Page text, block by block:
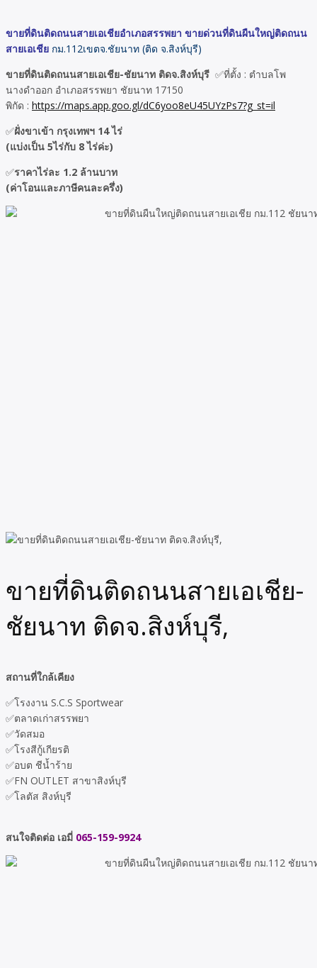
ขายที่ดินติดถนนสายเอเชียอำเภอสรรพยา ขายด่วนที่ดินผืนใหญ่ติดถนน
สายเอเชีย กม.112เขตจ.ชัยนาท (ติด จ.สิงห์บุรี)
ขายที่ดินติดถนนสายเอเชีย-ชัยนาท ติดจ.สิงห์บุรี ✅ที่ตั้ง : ตำบลโพ
นางดำออก อำเภอสรรพยา ชัยนาท 17150
พิกัด : https://maps.app.goo.gl/dC6yoo8eU45UYzPs7?g_st=il
✅ฝั่งขาเข้า กรุงเทพฯ 14 ไร่
(แบ่งเป็น 5ไร่กับ 8 ไร่ค่ะ)
✅ราคาไร่ละ 1.2 ล้านบาท
(ค่าโอนและภาษีคนละครึ่ง)
ขายที่ดินติดถนนสายเอเชีย-
ชัยนาท ติดจ.สิงห์บุรี,
สถานที่ใกล้เคียง
✅โรงงาน S.C.S Sportwear
✅ตลาดเก่าสรรพยา
✅วัดสมอ
✅โรงสีกู้เกียรติ
✅อบต ชีน้ำร้าย
✅FN OUTLET สาขาสิงห์บุรี
✅โลตัส สิงห์บุรี
สนใจติดต่อ เอมี่ 065-159-9924